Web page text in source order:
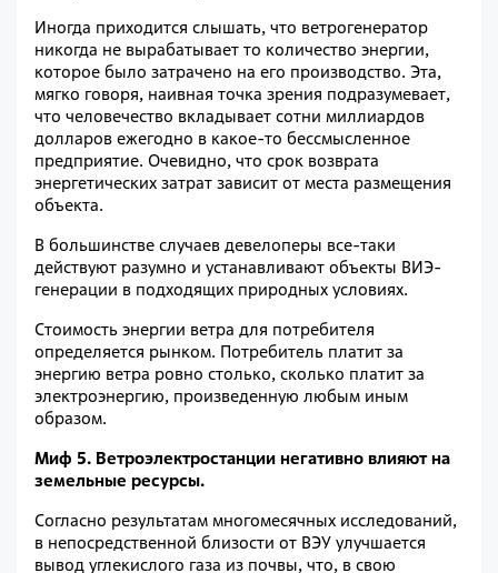
Иногда приходится слышать, что ветрогенератор
никогда не вырабатывает то количество энергии,
которое было затрачено на его производство. Эта,
мягко говоря, наивная точка зрения подразумевает,
что человечество вкладывает сотни миллиардов
долларов ежегодно в какое-то бессмысленное
предприятие. Очевидно, что срок возврата
энергетических затрат зависит от места размещения
объекта.
В большинстве случаев девелоперы все-таки
действуют разумно и устанавливают объекты ВИЭ-
генерации в подходящих природных условиях.
Стоимость энергии ветра для потребителя
определяется рынком. Потребитель платит за
энергию ветра ровно столько, сколько платит за
электроэнергию, произведенную любым иным
образом.
Миф 5. Ветроэлектростанции негативно влияют на
земельные ресурсы.
Согласно результатам многомесячных исследований,
в непосредственной близости от ВЭУ улучшается
вывод углекислого газа из почвы, что, в свою